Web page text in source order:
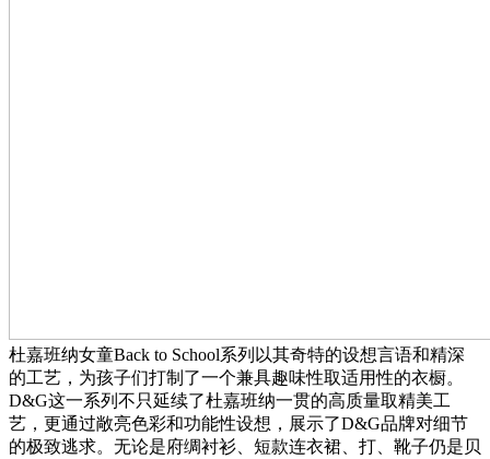
杜嘉班纳女童Back to School系列以其奇特的设想言语和精深
的工艺，为孩子们打制了一个兼具趣味性取适用性的衣橱。
D&G这一系列不只延续了杜嘉班纳一贯的高质量取精美工
艺，更通过敞亮色彩和功能性设想，展示了D&G品牌对细节
的极致逃求。无论是府绸衬衫、短款连衣裙、打、靴子仍是贝